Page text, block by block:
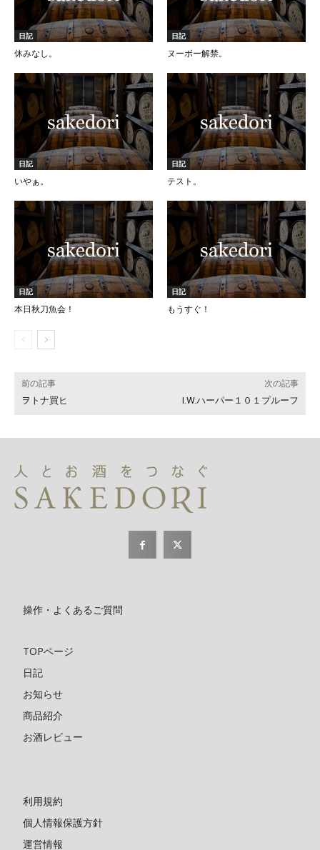
日記
休みなし。
日記
ヌーボー解禁。
日記
いやぁ。
日記
テスト。
日記
本日秋刀魚会！
日記
もうすぐ！
前の記事
ヲトナ買ヒ
次の記事
I.W.ハーパー１０１プルーフ
操作・よくあるご質問
TOPページ
日記
お知らせ
商品紹介
お酒レビュー
利用規約
個人情報保護方針
運営情報